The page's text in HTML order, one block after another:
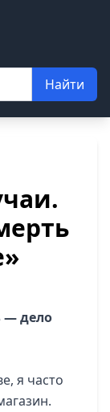
Найти
— дело
я часто